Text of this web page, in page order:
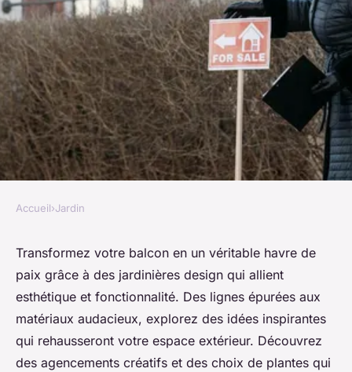
Les meilleures idées de
jardinière design extérieur
pour votre balcon
Célia•28 octobre 2024•4 min de lecture
Accueil›Jardin
Transformez votre balcon en un véritable havre de
paix grâce à des jardinières design qui allient
esthétique et fonctionnalité. Des lignes épurées aux
matériaux audacieux, explorez des idées inspirantes
qui rehausseront votre espace extérieur. Découvrez
des agencements créatifs et des choix de plantes qui